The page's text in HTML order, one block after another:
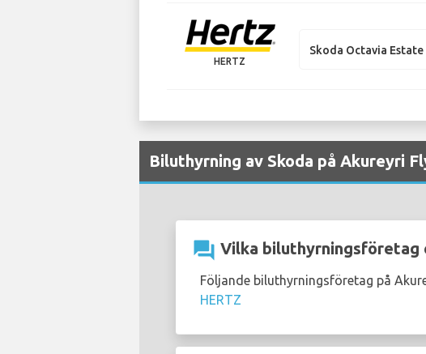
HERTZ
Skoda Octavia Estate
Biluthyrning av Skoda på Akureyri
question_answer Vilka biluthyrningsföretag
Följande biluthyrningsföretag på
HERTZ